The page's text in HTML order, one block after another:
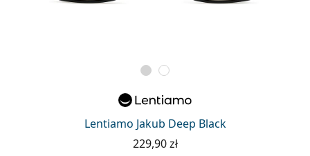
Lentiamo Jakub Deep Black
229,90 zł